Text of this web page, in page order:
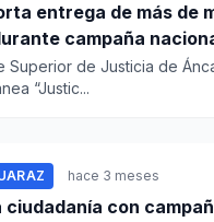
entrega de más de
campaña
Superior de Justicia de
“Justic...
hace 3 meses
ciudadanía con